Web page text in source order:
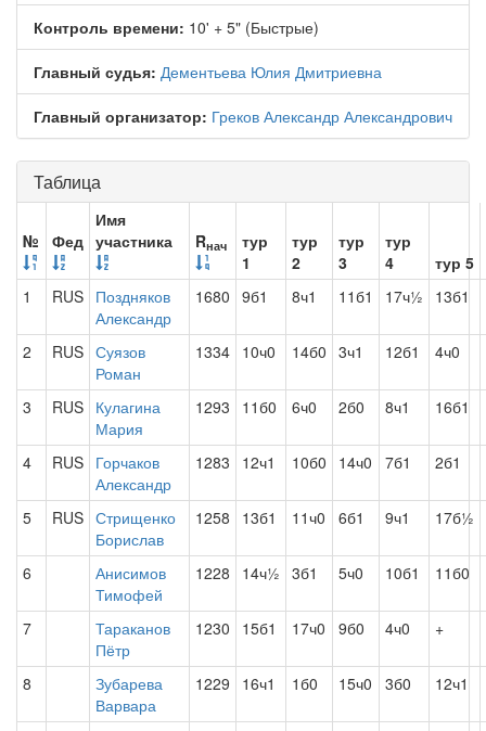
Контроль времени: 10' + 5" (Быстрые)
Главный судья: Дементьева Юлия Дмитриевна
Главный организатор: Греков Александр Александрович
Таблица
№ Фед
Имя
участника
Rнач
тур
1
тур
2
тур
3
тур
4
тур 5
1
RUS Поздняков
Александр
1680 9б1 8ч1 11б1 17ч½ 13б1
2 RUS Суязов
Роман
1334 10ч0 14б0 3ч1 12б1 4ч0
3 RUS Кулагина
Мария
1293 11б0 6ч0 2б0 8ч1 16б1
4 RUS Горчаков
Александр
1283 12ч1 10б0 14ч0 7б1 2б1
5 RUS Стрищенко
Борислав
1258 13б1 11ч0 6б1 9ч1 17б½
6
Анисимов
Тимофей
1228 14ч½ 3б1 5ч0 10б1 11б0
7
Тараканов
Пётр
1230 15б1 17ч0 9б0 4ч0 +
8
Зубарева
Варвара
1229 16ч1 1б0 15ч0 3б0 12ч1